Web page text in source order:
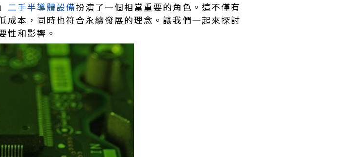
二手半導體設備扮演了一個相當重要的角色。這不僅有
成本，同時也符合永續發展的理念。讓我們一起來探討
性和影響。